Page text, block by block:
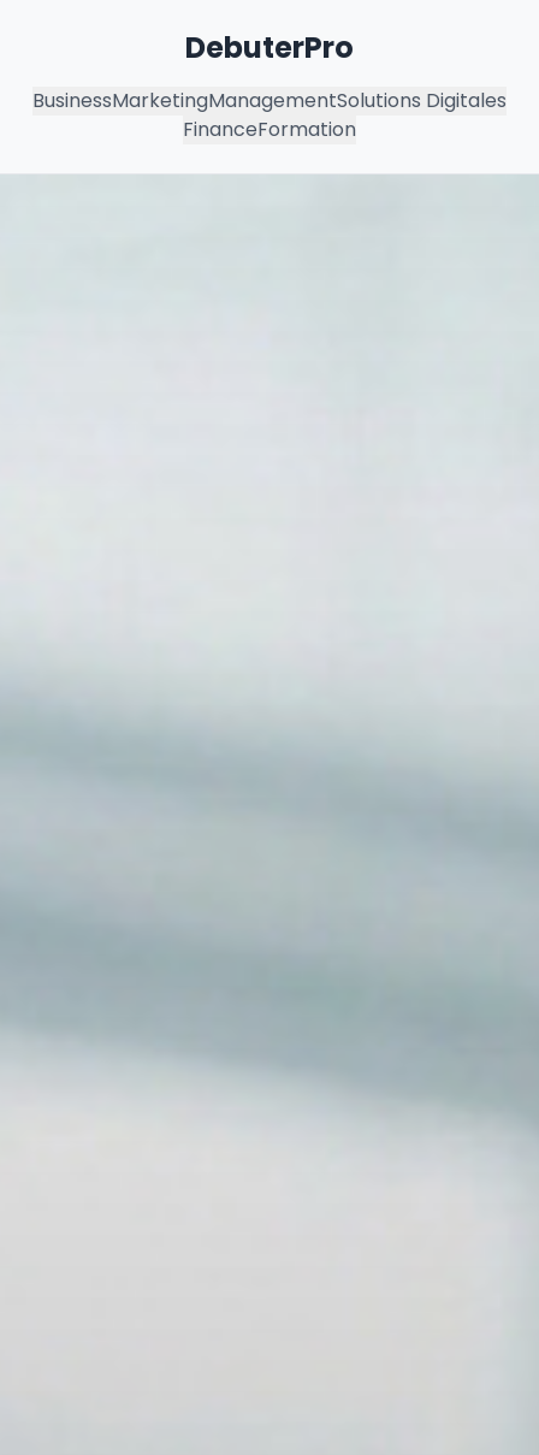
DebuterPro
BusinessMarketingManagementSolutions Digitales
FinanceFormation